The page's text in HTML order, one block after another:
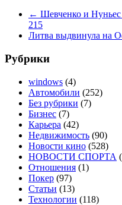
← Шевченко и Нуньес
215
Литва выдвинула на
Рубрики
windows (4)
Автомобили (252)
Без рубрики (7)
Бизнес (7)
Карьера (42)
Недвижимость (90)
Новости кино (528)
НОВОСТИ СПОРТА
Отношения (1)
Покер (97)
Статьи (13)
Технологии (118)